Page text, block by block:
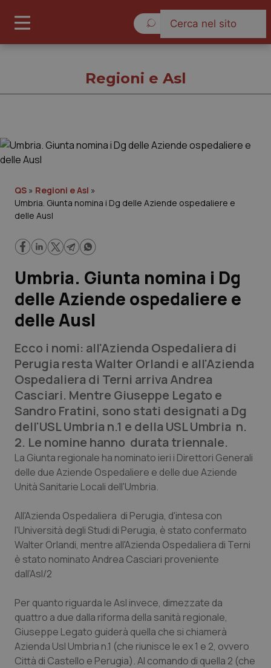
Governo e Parlamento
Regioni e Asl
Lavoro e Professioni
Scienza e Farmaci
Studi e Analisi
Lettere al direttore
Edizioni Regionali
QS Pro
Professionisti Sanitari.AI
Abruzzo
Basilicata
Calabria
Campania
Emilia-Romagna
Friuli Venezia Giulia
QS Pro Gold
Artrite & artrosi
Asma & BPCO
Car-T
Colesterolo & coronaropatie
Dermatite Atopica
QS Club Newsletter
Regioni e Asl
QS » Regioni e Asl »
Umbria. Giunta nomina i Dg delle Aziende ospedaliere e
delle Ausl
Umbria. Giunta nomina i Dg
delle Aziende ospedaliere e
delle Ausl
Ecco i nomi: all'Azienda Ospedaliera di
Perugia resta Walter Orlandi e all'Azienda
Ospedaliera di Terni arriva Andrea
Casciari. Mentre Giuseppe Legato e
Sandro Fratini, sono stati designati a Dg
dell'USL Umbria n.1 e della USL Umbria n.
2. Le nomine hanno durata triennale.
La Giunta regionale ha nominato ieri i Direttori Generali
delle due Aziende Ospedaliere e delle due Aziende
Unità Sanitarie Locali dell'Umbria.
All'Azienda Ospedaliera di Perugia, d'intesa con
l'Università degli Studi di Perugia, è stato confermato
Walter Orlandi, mentre all'Azienda Ospedaliera di Terni
è stato nominato Andrea Casciari proveniente
dall’Asl/2
Per quanto riguarda le Asl invece, dimezzate da
quattro a due dalla riforma della sanità regionale,
Giuseppe Legato guiderà quella che si chiamerà
Azienda Usl Umbria n.1 (che riunisce le ex 1 e 2, ovvero
Città di Castello e Perugia). Al comando di quella 2 (che